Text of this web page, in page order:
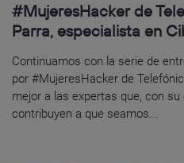
#MujeresHacker de
Parra, especialista en
Continuamos con la serie de
por #MujeresHacker de
mejor a las expertas que, con
contribuyen a que seamos...